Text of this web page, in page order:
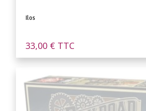
Ilos
33,00 € TTC